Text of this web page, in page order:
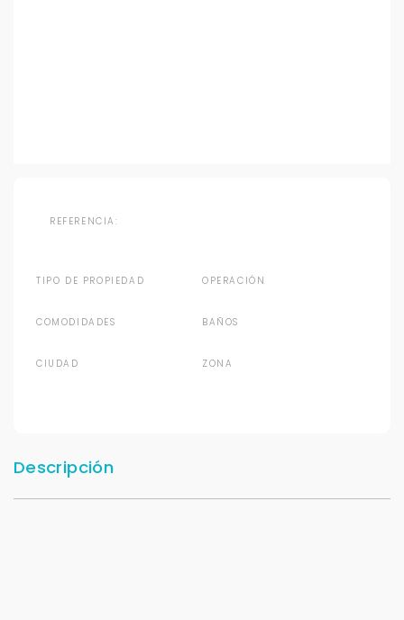
REFERENCIA:
TIPO DE PROPIEDAD OPERACIÓN
COMODIDADES BAÑOS
CIUDAD ZONA
Descripción